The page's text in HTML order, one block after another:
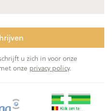
u zich in voor onze
onze privacy policy.